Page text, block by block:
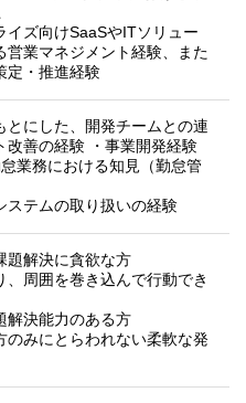
イズ向けSaaSやITソリュー
営業マネジメント経験、また
定・推進経験
とにした、開発チームとの連
改善の経験 ・事業開発経験
怠業務における知見（勤怠管
ステムの取り扱いの経験
題解決に貪欲な方
、周囲を巻き込んで行動でき
解決能力のある方
のみにとらわれない柔軟な発